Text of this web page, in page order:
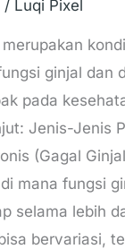
/ Luqi Pixel
ginjal dan
pada
Jenis-Jenis
(Gagal
mana fungsi
selama lebih
bervariasi,